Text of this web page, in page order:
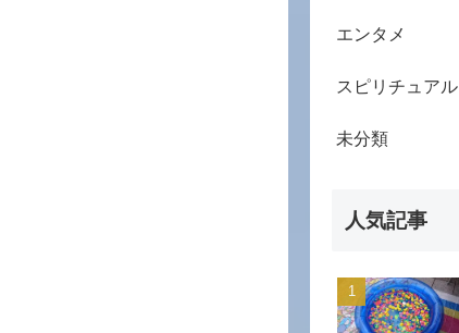
エンタメ
スピリチュアル
未分類
人気記事